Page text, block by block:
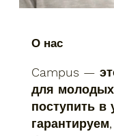
О нас
Campus —
для
поступить в